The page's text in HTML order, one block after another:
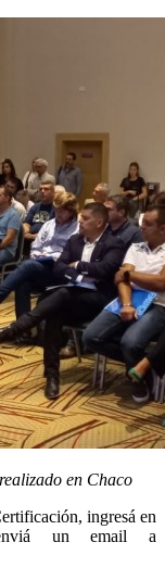
en Chaco
ingresá en
un email a